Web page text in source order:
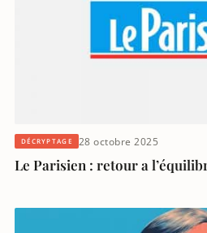
DÉCRYPTAGE 28 octobre 2025
Le Parisien : retour a